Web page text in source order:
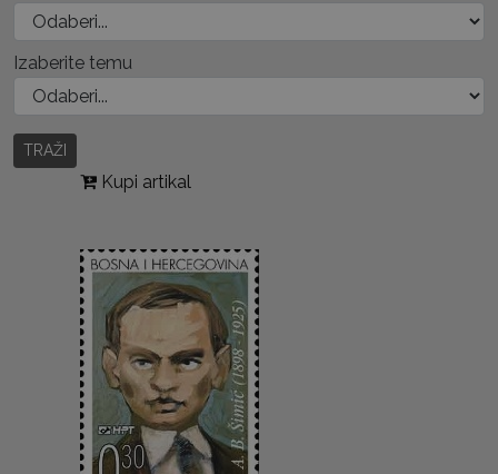
Izaberite temu
TRAŽI
Kupi artikal